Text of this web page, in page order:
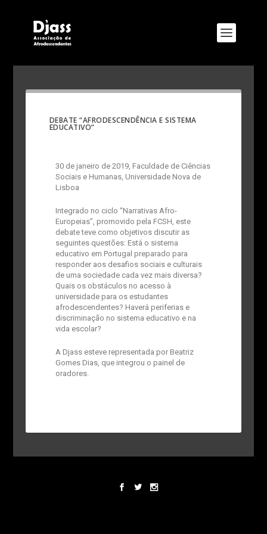
DEBATE “AFRODESCENDÊNCIA E SISTEMA
EDUCATIVO”
30 de janeiro de 2019, Faculdade de Ciências
Sociais e Humanas, Universidade Nova de
Lisboa
Integrado no ciclo “Narrativas Afro-
Europeias”, promovido pela FCSH, este
debate teve como objetivos discutir as
seguintes questões: Está o sistema
educativo em Portugal preparado para
responder aos desafios sociais e culturais
de uma sociedade cada vez mais diversa?
Quais os obstáculos no acesso à
universidade para os estudantes
afrodescendentes? Haverá periferias e
discriminação no sistema educativo e na
vida escolar?
A Djass esteve representada por Beatriz
Gomes Dias, que integrou o painel de
oradores.